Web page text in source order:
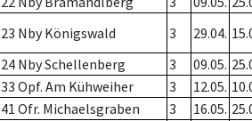
23 Nby Königswald 3 29.04.
24 Nby Schellenberg 3 09.05.
33 Opf. Am Kühweiher 3 12.05.
41 Ofr. Michaelsgraben 3 16.05.